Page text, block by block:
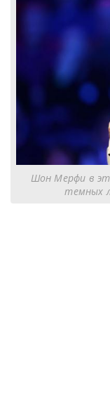
Шон Мерфи в
темных